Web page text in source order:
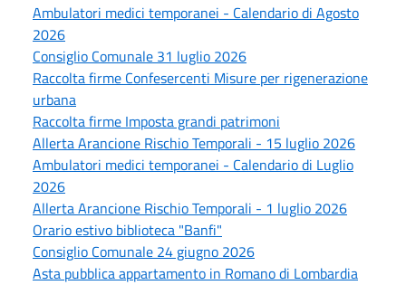
Ambulatori medici temporanei - Calendario di Agosto
2026
Consiglio Comunale 31 luglio 2026
Raccolta firme Confesercenti Misure per rigenerazione
urbana
Raccolta firme Imposta grandi patrimoni
Allerta Arancione Rischio Temporali - 15 luglio 2026
Ambulatori medici temporanei - Calendario di Luglio
2026
Allerta Arancione Rischio Temporali - 1 luglio 2026
Orario estivo biblioteca "Banfi"
Consiglio Comunale 24 giugno 2026
Asta pubblica appartamento in Romano di Lombardia